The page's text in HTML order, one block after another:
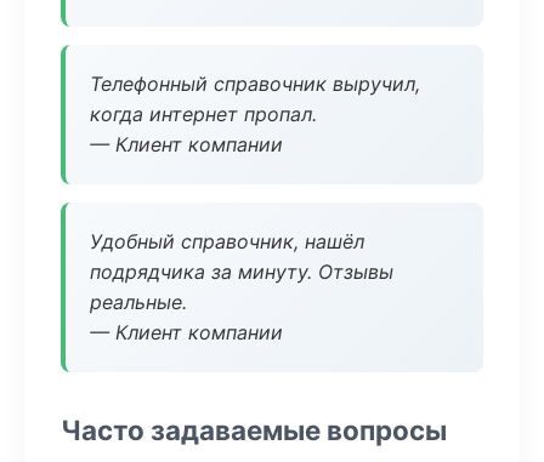
Телефонный справочник выручил,
когда интернет пропал.
— Клиент компании
Удобный справочник, нашёл
подрядчика за минуту. Отзывы
реальные.
— Клиент компании
Часто задаваемые вопросы